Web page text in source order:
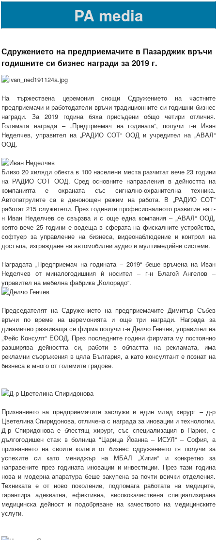
PA media
Сдружението на предприемачите в Пазарджик връчи
годишните си бизнес награди за 2019 г.
На тържествена церемония снощи Сдружението на частните
предприемачи и работодатели връчи традиционните си годишни бизнес
награди. За 2019 година бяха присъдени общо четири отличия.
Голямата награда – „Предприемач на годината“, получи г-н Иван
Неделчев, управител на „РАДИО СОТ“ ООД и учредител на „АВАЛ“
ООД.
Близо 20 хиляди обекта в 100 населени места разчитат вече 23 години
на РАДИО СОТ ООД. Сред основните направления в дейността на
компанията е охраната със сигнално-охранителна техника.
Автопатрулите са в денонощен режим на работа. В „РАДИО СОТ”
работят 215 служители. През годините професионалното развитие на г-
н Иван Неделчев се свързва и с още една компания – „АВАЛ“ ООД,
която вече 25 години е водеща в сферата на фискалните устройства,
софтуер за управление на бизнеса, видеонаблюдение и контрол на
достъпа, изграждане на автомобилни аудио и мултимедийни системи.
Наградата „Предприемач на годината – 2019“ беше връчена на Иван
Неделчев от миналогодишния ѝ носител – г-н Благой Ангелов –
управител на мебелна фабрика „Колорадо“.
Председателят на Сдружението на предприемачите Димитър Събев
връчи по време на церемонията и още три награди. Награда за
динамично развиваща се фирма получи г-н Делчо Генчев, управител на
„Фейс Консулт“ ЕООД. През последните години фирмата му постоянно
разширява дейността си, работи в областта на рекламата, има
рекламни съоръжения в цяла България, а като консултант е познат на
бизнеса в много от големите градове.
Признанието на предприемачите заслужи и един млад хирург – д-р
Цветелина Спиридонова, отличена с награда за иновации и технологии.
Д-р Спиридонова е блестящ хирург, със специализация в Париж, с
дългогодишен стаж в болница "Царица Йоанна – ИСУЛ“ – София, а
признанието на своите колеги от бизнес сдружението тя получи за
успехите си като мениджър на МБАЛ „Хигия“ и конкретно за
направените през годината иновации и инвестиции. През тази година
нова и модерна апаратура беше закупена за почти всички отделения.
Техниката е от ново поколение, подпомага работата на медиците,
гарантира адекватна, ефективна, висококачествена специализирана
медицинска дейност и подобряване на качеството на медицинските
услуги.